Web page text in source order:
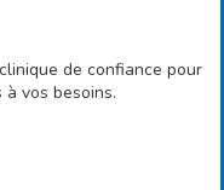
de confiance pour
vos besoins.